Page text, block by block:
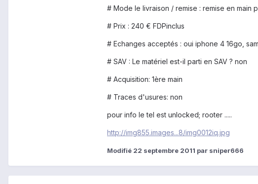
# Mode le livraison / remise : remise en
# Prix : 240 € FDPinclus
# Echanges acceptés : oui iphone 4 16go,
# SAV : Le matériel est-il parti en SAV ? non
# Acquisition: 1ère main
# Traces d'usures: non
pour info le tel est unlocked; rooter .....
http://img855.images...8/img0012iq.jpg
Modifié 22 septembre 2011 par sniper666